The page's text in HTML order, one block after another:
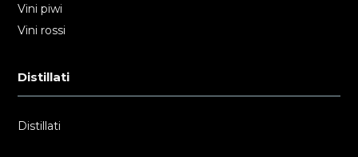
Vini piwi
Vini rossi
Distillati
Distillati